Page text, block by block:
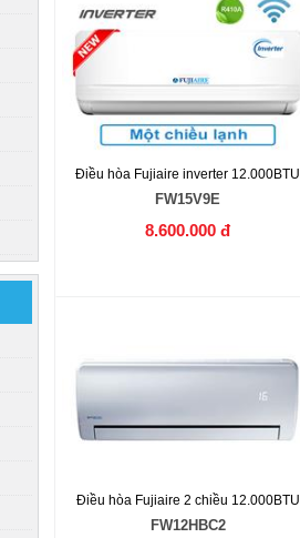
Điều hòa Fujiaire inverter 12.000BTU
FW15V9E
8.600.000 đ
Điều hòa Fujiaire 2 chiều 12.000BTU
FW12HBC2